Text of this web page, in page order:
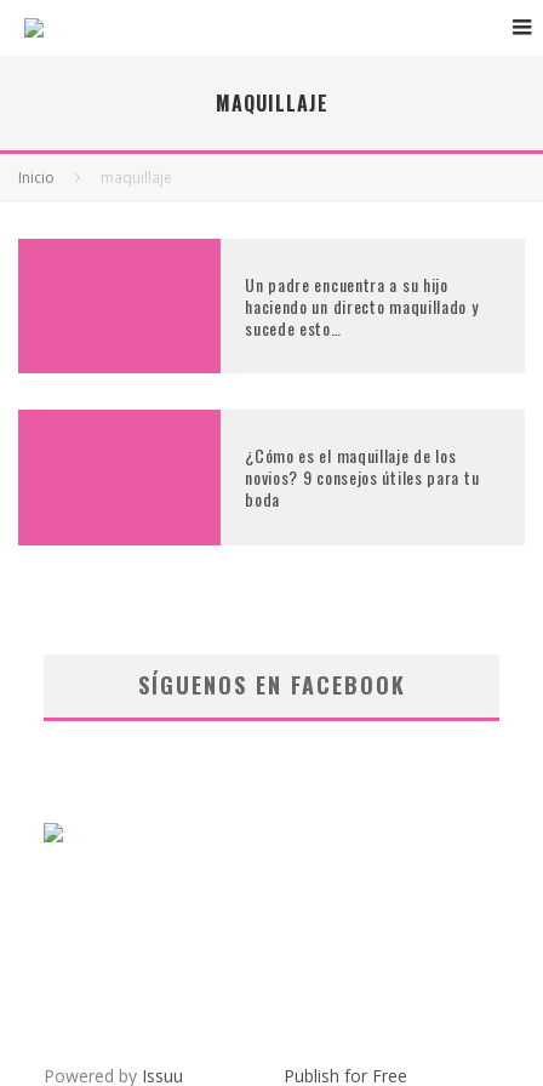
MAQUILLAJE
Inicio maquillaje
Un padre encuentra a su hijo
haciendo un directo maquillado y
sucede esto…
¿Cómo es el maquillaje de los
novios? 9 consejos útiles para tu
boda
SÍGUENOS EN FACEBOOK
Powered by Issuu Publish for Free